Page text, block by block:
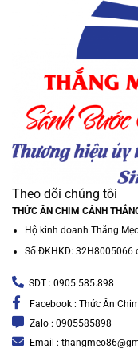
Theo dõi chúng tôi
THỨC ĂN CHIM CẢNH
Hộ kinh doanh Thắng
Số ĐKHKD: 32H8005066
SDT : 0905.585.898
Facebook : Thức Ăn
Zalo : 0905585898
Email :